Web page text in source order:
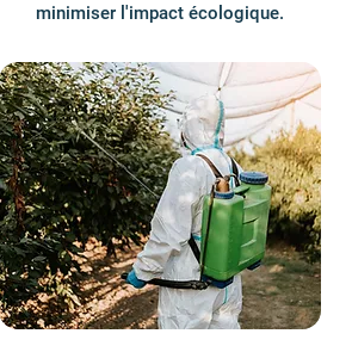
minimiser l'impact écologique.